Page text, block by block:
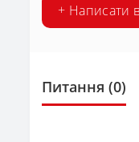
+ Написати
Питання (0)